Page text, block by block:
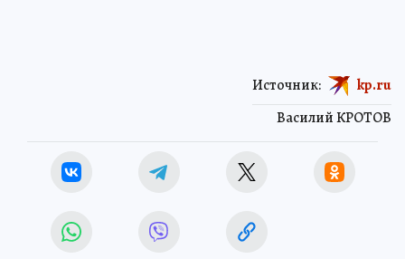
Василий КРОТОВ
Источник: kp.ru